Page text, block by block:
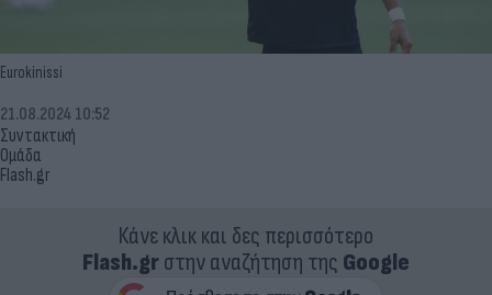
Eurokinissi
Συντακτική
Ομάδα
Flash.gr
21.08.2024 10:52
Κάνε κλικ και δες περισσότερο
Flash.grστην αναζήτηση της Google